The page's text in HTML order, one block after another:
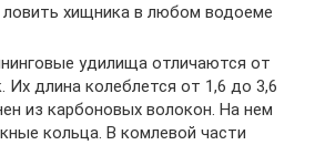
ловить хищника в любом водоеме
удилища отличаются от
Их длина колеблется от 1,6 до 3,6
из карбоновых волокон. На нем
кольца. В комлевой части